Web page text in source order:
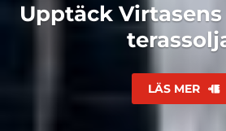
Upptäck
LÄS MER